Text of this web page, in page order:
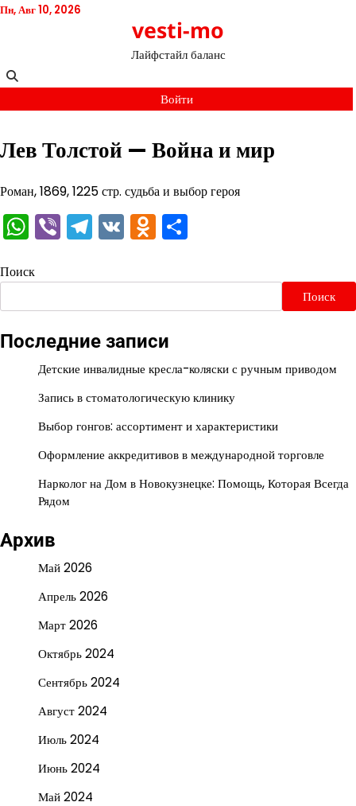
Перейти
Пн, Авг 10, 2026
vesti-mo
Лайфстайл баланс
Войти
Лев Толстой — Война и мир
Роман, 1869, 1225 стр. судьба и выбор героя
WhatsApp
ViberTelegram
VKOdnoklassniki
Поиск
Поиск
Последние записи
Детские инвалидные кресла-коляски с ручным приводом
Запись в стоматологическую клинику
Выбор гонгов: ассортимент и характеристики
Оформление аккредитивов в международной торговле
Нарколог на Дом в Новокузнецке: Помощь, Которая Всегда
Рядом
Архив
Май 2026
Апрель 2026
Март 2026
Октябрь 2024
Сентябрь 2024
Август 2024
Июль 2024
Июнь 2024
Май 2024